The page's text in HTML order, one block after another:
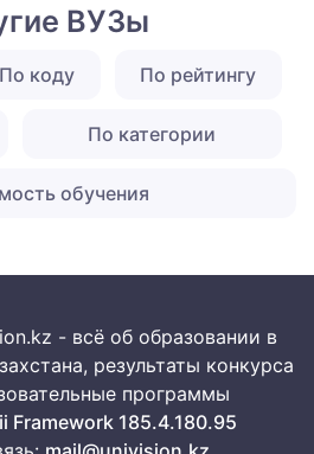
ВУЗы
По коду По рейтингу
По категории
обучения
- всё об образовании в
результаты конкурса
программы
Framework 185.4.180.95